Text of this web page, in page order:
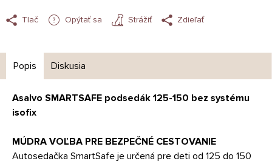
Tlač Opýtať sa Strážiť Zdieľať
Popis Diskusia
Asalvo SMARTSAFE podsedák 125-150 bez systému
isofix
MÚDRA VOĽBA PRE BEZPEČNÉ CESTOVANIE
Autosedačka SmartSafe je určená pre deti od 125 do 150